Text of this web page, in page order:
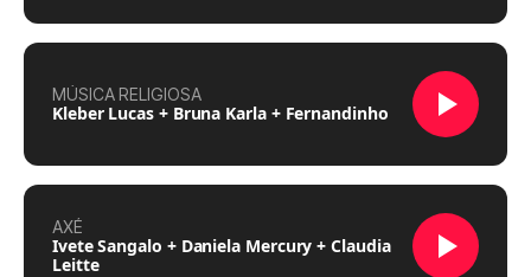
MÚSICA RELIGIOSA
Kleber Lucas + Bruna Karla + Fernandinho
AXÉ
Ivete Sangalo + Daniela Mercury + Claudia
Leitte